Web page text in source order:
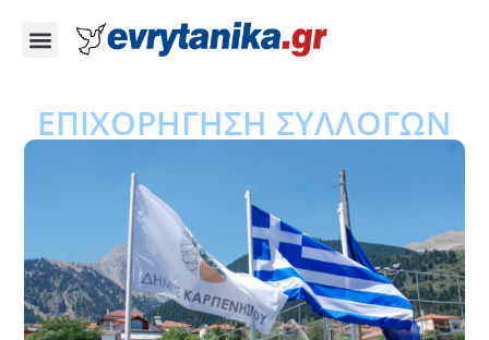
ΕΠΙΧΟΡΗΓΗΣΗ ΣΥΛΛΟΓΩΝ